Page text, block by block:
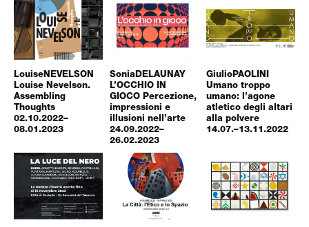
Louise NEVELSON
Louise Nevelson.
Assembling
Thoughts
02.10.2022–
08.01.2023
Sonia DELAUNAY
L’OCCHIO IN
GIOCO Percezione,
impressioni e
illusioni nell’arte
24.09.2022–
26.02.2023
GiulioPAOLINI
Umano troppo
umano: l’agone
atletico degli altari
alla polvere
14.07.–13.11.2022